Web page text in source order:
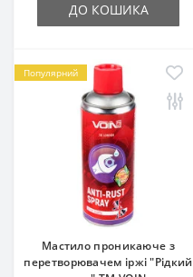
ДО КОШИКА
Популярний
Мастило проникаюче з
перетворювачем іржі "Рідкий